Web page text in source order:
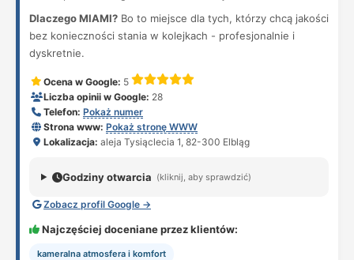
Dlaczego MIAMI? Bo to miejsce dla tych, którzy chcą jakości
bez konieczności stania w kolejkach - profesjonalnie i
dyskretnie.
Ocena w Google: 5
Liczba opinii w Google: 28
Telefon: Pokaż numer
Strona www: Pokaż stronę WWW
Lokalizacja: aleja Tysiąclecia 1, 82-300 Elbląg
Godziny otwarcia (kliknij, aby sprawdzić)
Zobacz profil Google →
Najczęściej doceniane przez klientów:
kameralna atmosfera i komfort